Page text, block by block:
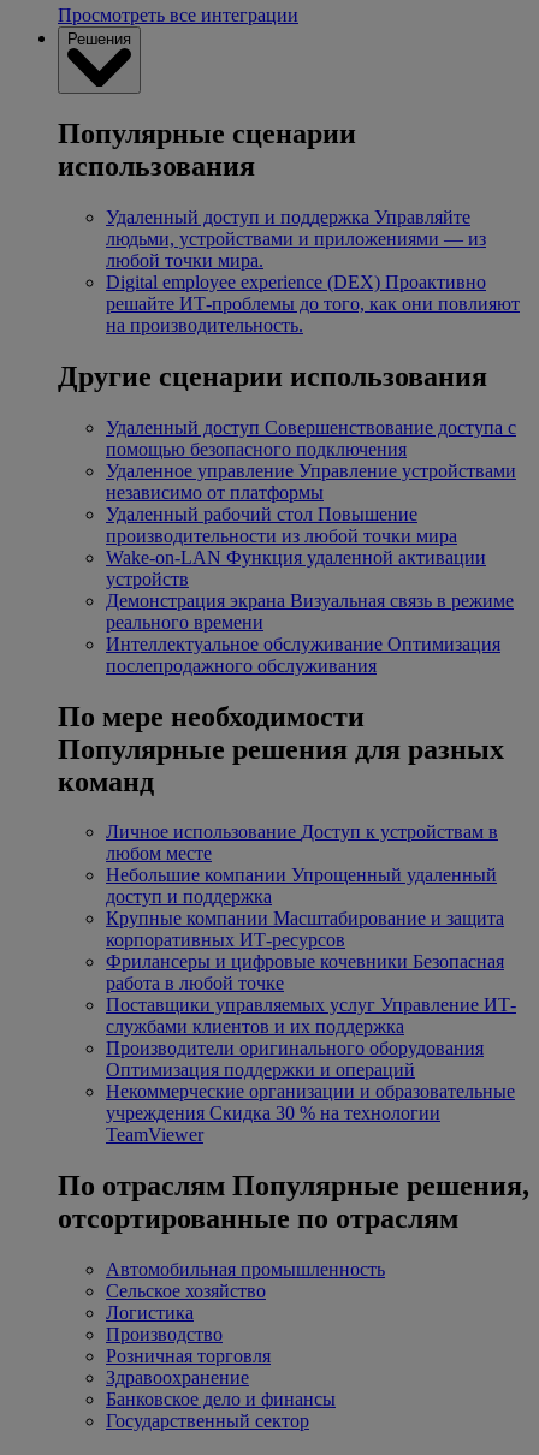
Просмотреть все интеграции
Решения
Популярные сценарии
использования
Удаленный доступ и поддержка Управляйте
людьми, устройствами и приложениями — из
любой точки мира.
Digital employee experience (DEX) Проактивно
решайте ИТ-проблемы до того, как они повлияют
на производительность.
Другие сценарии использования
Удаленный доступ Совершенствование доступа с
помощью безопасного подключения
Удаленное управление Управление устройствами
независимо от платформы
Удаленный рабочий стол Повышение
производительности из любой точки мира
Wake-on-LAN Функция удаленной активации
устройств
Демонстрация экрана Визуальная связь в режиме
реального времени
Интеллектуальное обслуживание Оптимизация
послепродажного обслуживания
По мере необходимости
Популярные решения для разных
команд
Личное использование Доступ к устройствам в
любом месте
Небольшие компании Упрощенный удаленный
доступ и поддержка
Крупные компании Масштабирование и защита
корпоративных ИТ-ресурсов
Фрилансеры и цифровые кочевники Безопасная
работа в любой точке
Поставщики управляемых услуг Управление ИТ-
службами клиентов и их поддержка
Производители оригинального оборудования
Оптимизация поддержки и операций
Некоммерческие организации и образовательные
учреждения Скидка 30 % на технологии
TeamViewer
По отраслям Популярные решения,
отсортированные по отраслям
Автомобильная промышленность
Сельское хозяйство
Логистика
Производство
Розничная торговля
Здравоохранение
Банковское дело и финансы
Государственный сектор